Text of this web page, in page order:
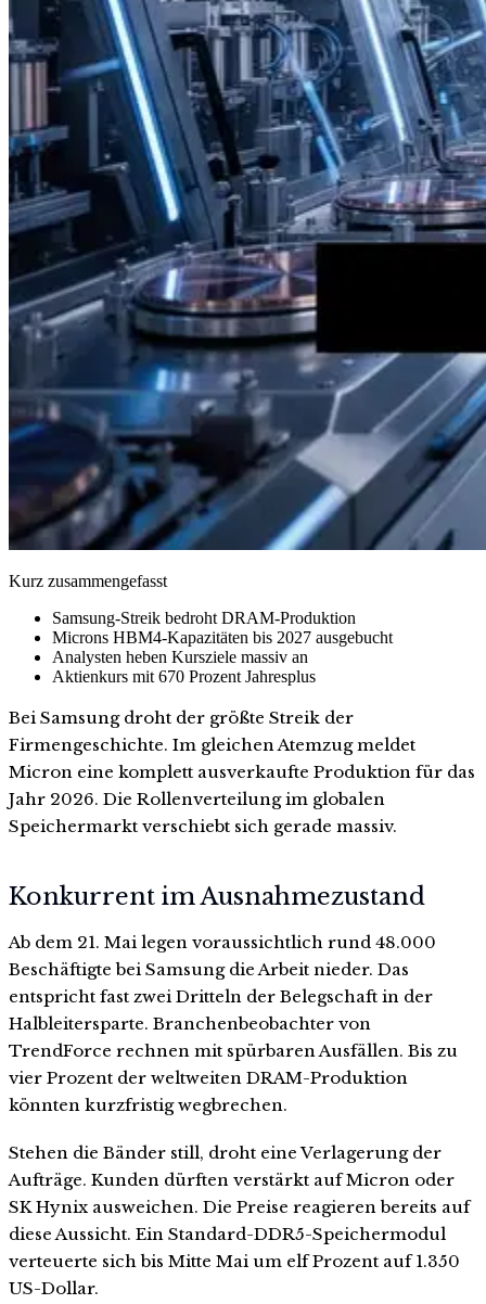
Kurz zusammengefasst
Samsung-Streik bedroht DRAM-Produktion
Microns HBM4-Kapazitäten bis 2027 ausgebucht
Analysten heben Kursziele massiv an
Aktienkurs mit 670 Prozent Jahresplus
Bei Samsung droht der größte Streik der
Firmengeschichte. Im gleichen Atemzug meldet
Micron eine komplett ausverkaufte Produktion für das
Jahr 2026. Die Rollenverteilung im globalen
Speichermarkt verschiebt sich gerade massiv.
Konkurrent im Ausnahmezustand
Ab dem 21. Mai legen voraussichtlich rund 48.000
Beschäftigte bei Samsung die Arbeit nieder. Das
entspricht fast zwei Dritteln der Belegschaft in der
Halbleitersparte. Branchenbeobachter von
TrendForce rechnen mit spürbaren Ausfällen. Bis zu
vier Prozent der weltweiten DRAM-Produktion
könnten kurzfristig wegbrechen.
Stehen die Bänder still, droht eine Verlagerung der
Aufträge. Kunden dürften verstärkt auf Micron oder
SK Hynix ausweichen. Die Preise reagieren bereits auf
diese Aussicht. Ein Standard-DDR5-Speichermodul
verteuerte sich bis Mitte Mai um elf Prozent auf 1.350
US-Dollar.